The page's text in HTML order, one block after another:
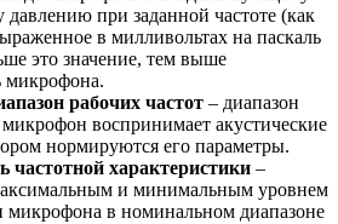
давлению при заданной частоте (как
в милливольтах на паскаль
это значение, тем выше
микрофона.
рабочих частот – диапазон
микрофон воспринимает акустические
нормируются его параметры.
частотной характеристики –
и минимальным уровнем
микрофона в номинальном диапазоне